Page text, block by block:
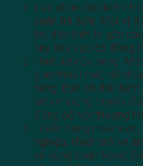
Lựa chọn địa điểm:
quán trà sữa. Một vị
lại, đặc biệt là gần
hay khu vực có đông
Thiết kế cửa hàng:
gian thoải mái, dễ
hàng. Bạn có thể
hiệu nhượng quyền,
đồng bộ với thương
Tuyển dụng nhân
nghiệp, nhiệt tình và
vô cùng quan trọng.